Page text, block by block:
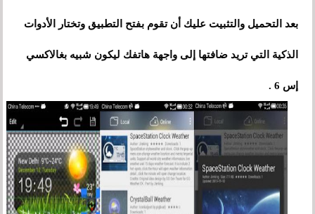
بعد التحميل والتثبيت عليك أن تقوم بفتح التطبيق وتختار الأدوات
الذكية التي تريد ضافتها إلى واجهة هاتفك ليكون شبيه بغالاكسي
إس 6 .